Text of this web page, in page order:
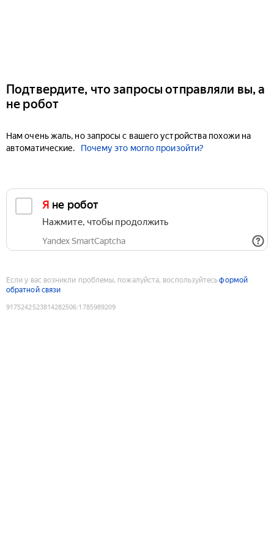
Подтвердите, что запросы отправляли вы, а
не робот
Нам очень жаль, но запросы с вашего устройства похожи на
автоматические.
Почему это могло произойти?
Я не робот
Нажмите, чтобы продолжить
Yandex SmartCaptcha
Если у вас возникли проблемы, пожалуйста, воспользуйтесьформой
обратной связи
9175242523814282506:1785989209